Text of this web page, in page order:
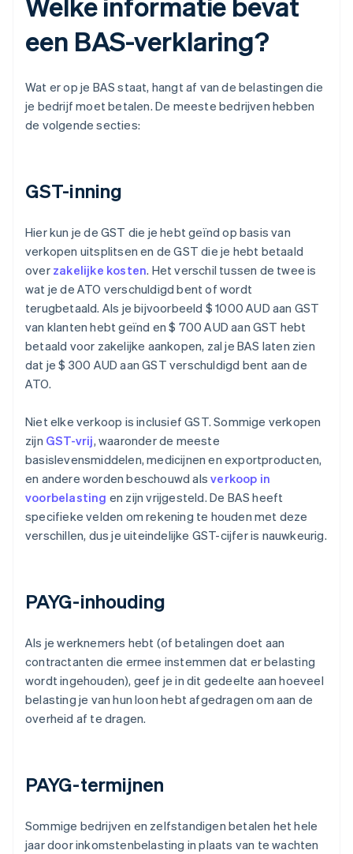
een BAS-verklaring?
Wat er op je BAS staat, hangt af van de belastingen die
je bedrijf moet betalen. De meeste bedrijven hebben
de volgende secties:
GST-inning
Hier kun je de GST die je hebt geïnd op basis van
verkopen uitsplitsen en de GST die je hebt betaald
over zakelijke kosten. Het verschil tussen de twee is
wat je de ATO verschuldigd bent of wordt
terugbetaald. Als je bijvoorbeeld $ 1000 AUD aan GST
van klanten hebt geïnd en $ 700 AUD aan GST hebt
betaald voor zakelijke aankopen, zal je BAS laten zien
dat je $ 300 AUD aan GST verschuldigd bent aan de
ATO.
Niet elke verkoop is inclusief GST. Sommige verkopen
zijn GST-vrij, waaronder de meeste
basislevensmiddelen, medicijnen en exportproducten,
en andere worden beschouwd alsverkoop in
voorbelasting en zijn vrijgesteld. De BAS heeft
specifieke velden om rekening te houden met deze
verschillen, dus je uiteindelijke GST-cijfer is nauwkeurig.
PAYG-inhouding
Als je werknemers hebt (of betalingen doet aan
contractanten die ermee instemmen dat er belasting
wordt ingehouden), geef je in dit gedeelte aan hoeveel
belasting je van hun loon hebt afgedragen om aan de
overheid af te dragen.
PAYG-termijnen
Sommige bedrijven en zelfstandigen betalen het hele
jaar door inkomstenbelasting in plaats van te wachten